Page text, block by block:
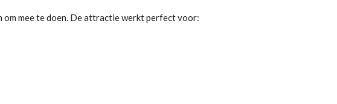
mee te doen. De attractie werkt perfect voor: